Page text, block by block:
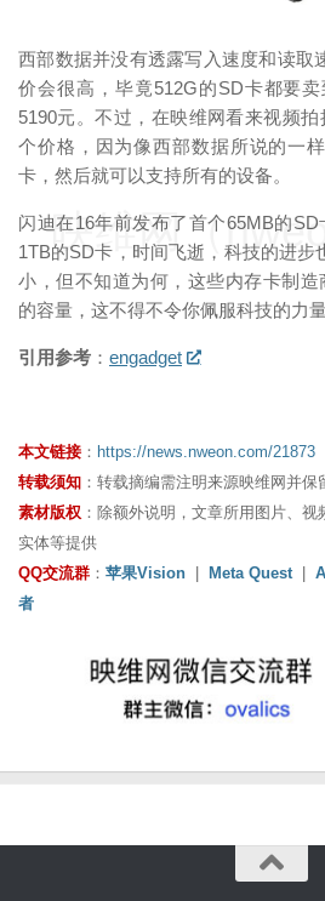
西部数据并没有透露写入速度和读取
价会很高，毕竟512G的SD卡都要
5190元。不过，在映维网看来视频
个价格，因为像西部数据所说的一
卡，然后就可以支持所有的设备。
闪迪在16年前发布了首个65MB的
1TB的SD卡，时间飞逝，科技的进步
小，但不知道为何，这些内存卡制
的容量，这不得不令你佩服科技的力量
引用参考 ： engadget
映维网（
本文链接 ： https://news.nweon.com/21873
转载须知 ：转载摘编需注明来源映维网并保
素材版权 ：除额外说明，文章所用图片、
实体等提供
QQ交流群 ： 苹果Vision Meta Quest
者